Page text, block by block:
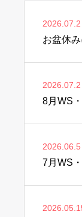
2026.07.2
お盆休
2026.07.2
2026.06.5